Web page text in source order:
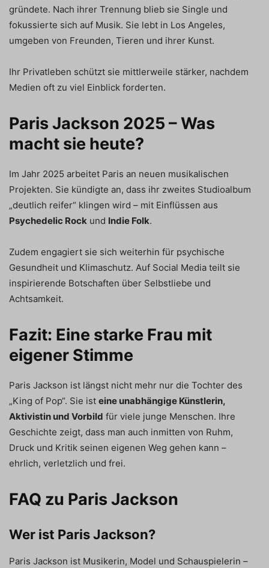
gründete. Nach ihrer Trennung blieb sie Single und
fokussierte sich auf Musik. Sie lebt in Los Angeles,
umgeben von Freunden, Tieren und ihrer Kunst.
Ihr Privatleben schützt sie mittlerweile stärker, nachdem
Medien oft zu viel Einblick forderten.
Paris Jackson 2025 – Was
macht sie heute?
Im Jahr 2025 arbeitet Paris an neuen musikalischen
Projekten. Sie kündigte an, dass ihr zweites Studioalbum
„deutlich reifer“ klingen wird – mit Einflüssen aus
Psychedelic Rock und Indie Folk.
Zudem engagiert sie sich weiterhin für psychische
Gesundheit und Klimaschutz. Auf Social Media teilt sie
inspirierende Botschaften über Selbstliebe und
Achtsamkeit.
Fazit: Eine starke Frau mit
eigener Stimme
Paris Jackson ist längst nicht mehr nur die Tochter des
„King of Pop“. Sie ist eine unabhängige Künstlerin,
Aktivistin und Vorbild für viele junge Menschen. Ihre
Geschichte zeigt, dass man auch inmitten von Ruhm,
Druck und Kritik seinen eigenen Weg gehen kann –
ehrlich, verletzlich und frei.
FAQ zu Paris Jackson
Wer ist Paris Jackson?
Paris Jackson ist Musikerin, Model und Schauspielerin –